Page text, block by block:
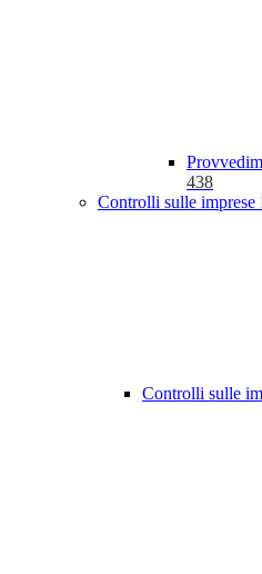
438
Controlli sulle imprese
Controlli sulle